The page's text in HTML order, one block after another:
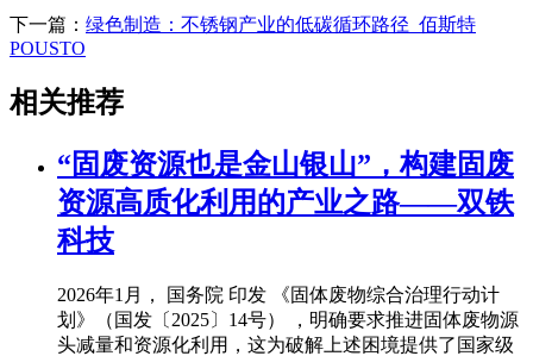
下一篇： 绿色制造：不锈钢产业的低碳循环路径_佰斯特
POUSTO
相关推荐
“固废资源也是金山银山”，构建固废
资源高质化利用的产业之路——双铁
科技
2026年1月， 国务院 印发 《固体废物综合治理行动计
划》（国发〔2025〕14号） ，明确要求推进固体废物源
头减量和资源化利用，这为破解上述困境提供了国家级